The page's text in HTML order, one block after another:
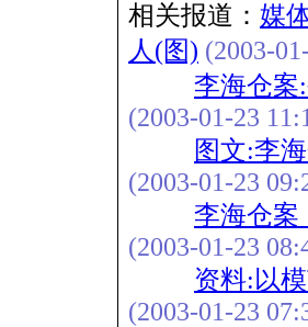
相关报道： 媒
人(图) (2003-
李海仓案
(2003-01-23
图文:李
(2003-01-23
李海仓案
(2003-01-23
资料:以
(2003-01-23